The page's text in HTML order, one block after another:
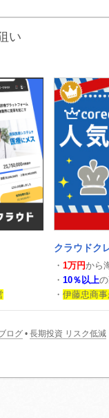
い
クラウドク
・ 1万円から
・ 10％以上
・ 伊藤忠商
ログ • 長期投資 リスク低減